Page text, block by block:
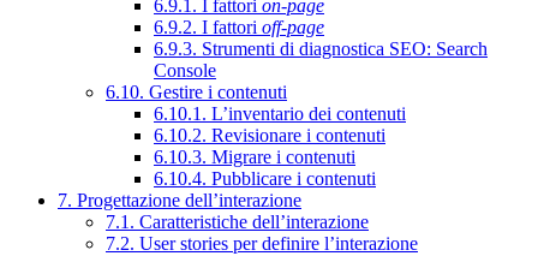
6.9.1. I fattori on-page
6.9.2. I fattori off-page
6.9.3. Strumenti di diagnostica SEO: Search
Console
6.10. Gestire i contenuti
6.10.1. L’inventario dei contenuti
6.10.2. Revisionare i contenuti
6.10.3. Migrare i contenuti
6.10.4. Pubblicare i contenuti
7. Progettazione dell’interazione
7.1. Caratteristiche dell’interazione
7.2. User stories per definire l’interazione